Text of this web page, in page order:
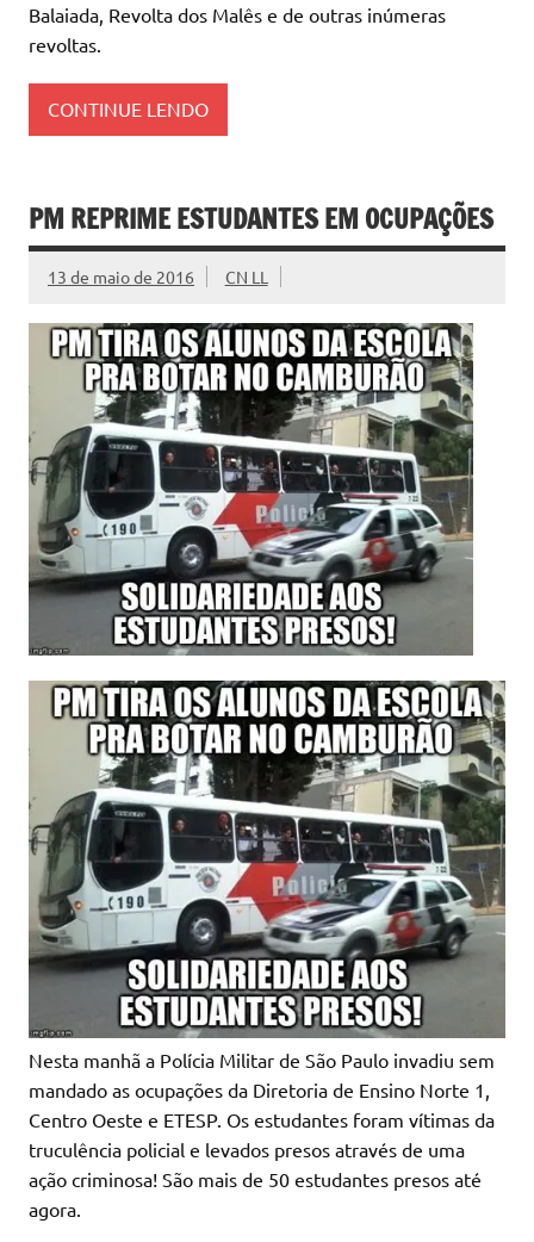
Balaiada, Revolta dos Malês e de outras inúmeras
revoltas.
CONTINUE LENDO
PM REPRIME ESTUDANTES EM OCUPAÇÕES
13 de maio de 2016 CN LL
Nesta manhã a Polícia Militar de São Paulo invadiu sem
mandado as ocupações da Diretoria de Ensino Norte 1,
Centro Oeste e ETESP. Os estudantes foram vítimas da
truculência policial e levados presos através de uma
ação criminosa! São mais de 50 estudantes presos até
agora.